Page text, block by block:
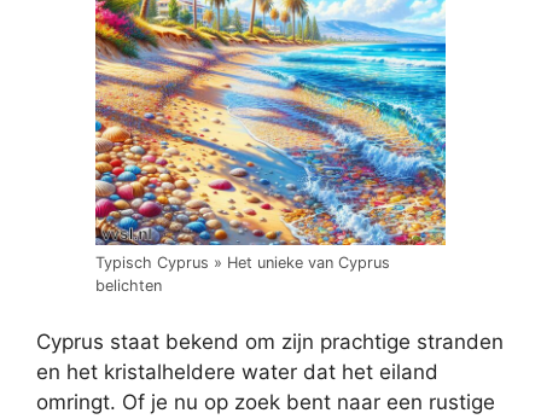
Typisch Cyprus » Het unieke van Cyprus
belichten
Cyprus staat bekend om zijn prachtige stranden
en het kristalheldere water dat het eiland
omringt. Of je nu op zoek bent naar een rustige